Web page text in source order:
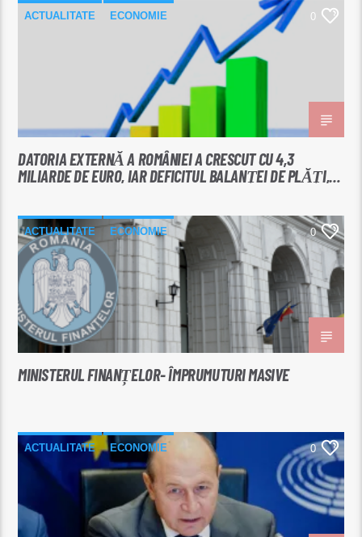
ACTUALITATE ECONOMIE 0
DATORIA EXTERNĂ A ROMÂNIEI A CRESCUT CU 4,3
MILIARDE DE EURO, IAR DEFICITUL BALANŢEI DE PLĂŢI,
ACTUALITATE ECONOMIE 0
MINISTERUL FINANȚELOR- ÎMPRUMUTURI MASIVE
ACTUALITATE ECONOMIE 0